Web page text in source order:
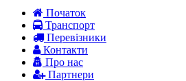
Початок
Транспорт
Перевiзники
Контакти
Про нас
Партнери